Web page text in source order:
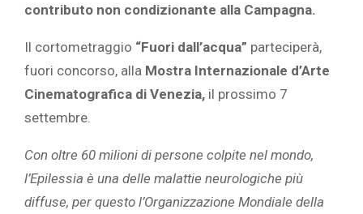
contributo non condizionante alla Campagna.
Il cortometraggio “Fuori dall’acqua” parteciperà,
fuori concorso, alla Mostra Internazionale d’Arte
Cinematografica di Venezia, il prossimo 7
settembre.
Con oltre 60 milioni di persone colpite nel mondo,
l’Epilessia è una delle malattie neurologiche più
diffuse, per questo l’Organizzazione Mondiale della